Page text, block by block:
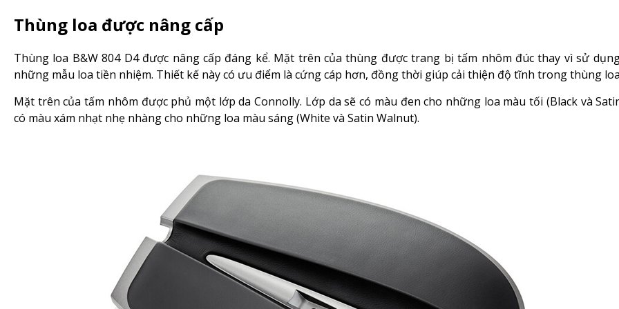
Thùng loa được nâng cấp
Thùng loa B&W 804 D4 được nâng cấp đáng kể. Mặt trên của thùng được trang bị tấm nhôm đúc thay vì sử
những mẫu loa tiền nhiệm. Thiết kế này có ưu điểm là cứng cáp hơn, đồng thời giúp cải thiện độ tĩnh trong thùng
Mặt trên của tấm nhôm được phủ một lớp da Connolly. Lớp da sẽ có màu đen cho những loa màu tối (Black và
có màu xám nhạt nhẹ nhàng cho những loa màu sáng (White và Satin Walnut).